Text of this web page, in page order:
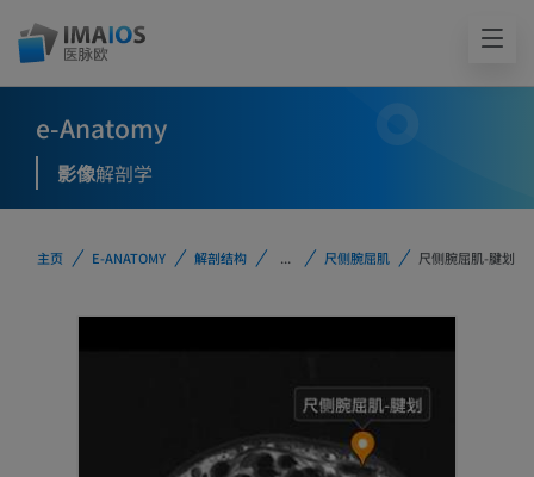
e-Anatomy
影像解剖学
主页 E-ANATOMY 解剖结构 ... 尺侧腕屈肌 尺侧腕屈肌-腱划